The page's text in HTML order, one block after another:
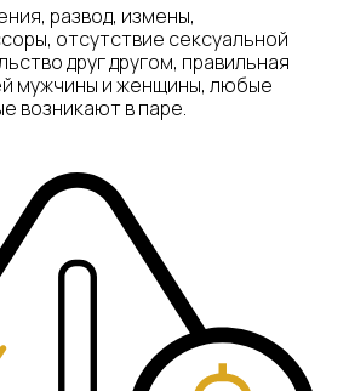
развод, измены,
отсутствие сексуальной
друг другом, правильная
мужчины и женщины, любые
возникают в паре.